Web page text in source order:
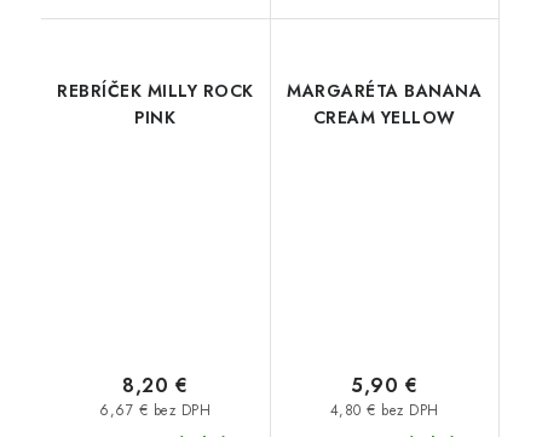
REBRÍČEK MILLY ROCK
PINK
6,67 € bez DPH
8,20 €
MARGARÉTA BANANA
CREAM YELLOW
4,80 € bez DPH
5,90 €